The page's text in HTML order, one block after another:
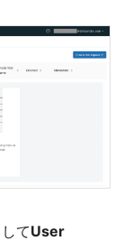
てUser